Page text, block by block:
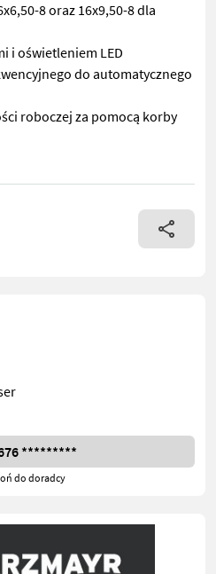
8 oraz 16x9,50-8 dla
i oświetleniem LED
do automatycznego
roboczej za pomocą korby
- z podwoziem
*********
do doradcy